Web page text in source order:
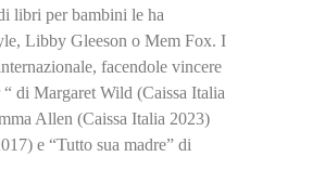
libri per bambini le ha
Libby Gleeson o Mem Fox. I
facendole vincere
di Margaret Wild (Caissa Italia
Allen (Caissa Italia 2023)
e “Tutto sua madre” di